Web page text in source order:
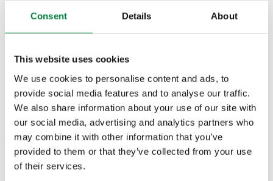
Consent Details About
This website uses cookies
We use cookies to personalise content and ads, to
provide social media features and to analyse our traffic.
We also share information about your use of our site with
our social media, advertising and analytics partners who
may combine it with other information that you’ve
provided to them or that they’ve collected from your use
of their services.
droit
Texte de présentation Afficher